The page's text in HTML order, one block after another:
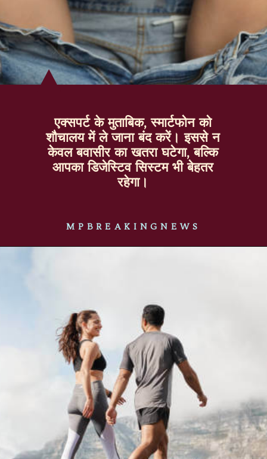
MPBREAKINGNEWS
एक्सपर्ट के मुताबिक, स्मार्टफोन को
शौचालय में ले जाना बंद करें। इससे न
केवल बवासीर का खतरा घटेगा, बल्कि
आपका डिजेस्टिव सिस्टम भी बेहतर
रहेगा।